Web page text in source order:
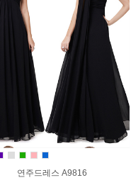
연주드레스 A9816